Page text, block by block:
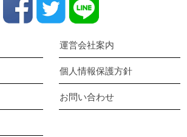
運営会社案内
個人情報保護方針
お問い合わせ